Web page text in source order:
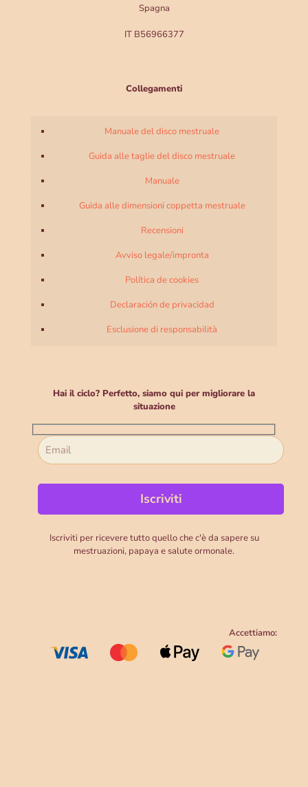
Spagna
IT B56966377
Collegamenti
Manuale del disco mestruale
Guida alle taglie del disco mestruale
Manuale
Guida alle dimensioni coppetta mestruale
Recensioni
Avviso legale/impronta
Política de cookies
Declaración de privacidad
Esclusione di responsabilità
Hai il ciclo? Perfetto, siamo qui per migliorare la
situazione
Iscriviti per ricevere tutto quello che c'è da sapere su
mestruazioni, papaya e salute ormonale.
Accettiamo: